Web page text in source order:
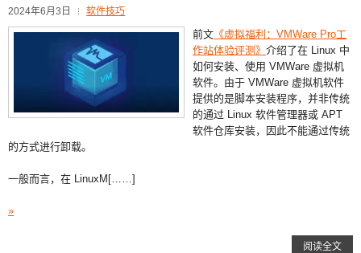
2024年6月3日 软件技巧
前文 《虚拟福利：VMWare Pro工
作站体验评测》 介绍了在 Linux 中
如何安装、使用 VMWare 虚拟机
软件。由于 VMWare 虚拟机软件
提供的是脚本安装程序，并非传统
的通过 Linux 软件管理器或 APT
软件仓库安装，因此不能通过传统
的方式进行卸载。
一般而言，在 LinuxM[……]
»
阅读全文